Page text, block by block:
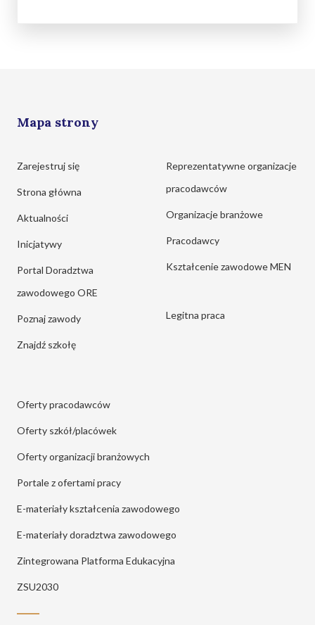
Mapa strony
Zarejestruj się
Strona główna
Aktualności
Inicjatywy
Portal Doradztwa
zawodowego ORE
Poznaj zawody
Znajdź szkołę
Reprezentatywne organizacje
pracodawców
Organizacje branżowe
Pracodawcy
Kształcenie zawodowe MEN
Legitna praca
Oferty pracodawców
Oferty szkół/placówek
Oferty organizacji branżowych
Portale z ofertami pracy
E-materiały kształcenia zawodowego
E-materiały doradztwa zawodowego
Zintegrowana Platforma Edukacyjna
ZSU2030